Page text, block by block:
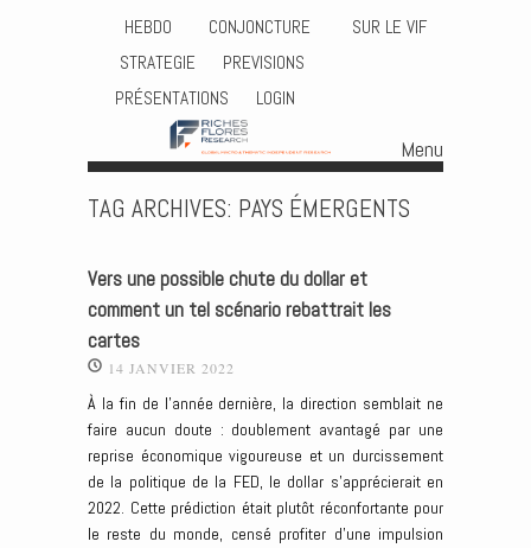
HEBDO CONJONCTURE
SUR LE VIF
STRATEGIE
PREVISIONS
PRÉSENTATIONS
LOGIN
Menu
TAG ARCHIVES: PAYS ÉMERGENTS
Vers une possible chute du dollar et
comment un tel scénario rebattrait les
cartes
14 JANVIER 2022
À la fin de l’année dernière, la direction semblait ne
faire aucun doute : doublement avantagé par une
reprise économique vigoureuse et un durcissement
de la politique de la FED, le dollar s’apprécierait en
2022. Cette prédiction était plutôt réconfortante pour
le reste du monde, censé profiter d’une impulsion